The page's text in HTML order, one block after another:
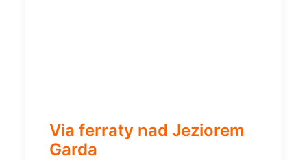
Via ferraty nad Jeziorem
Garda